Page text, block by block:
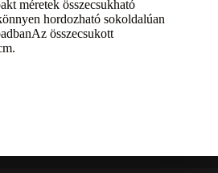
méretek összecsukható
hordozható sokoldalúan
összecsukott